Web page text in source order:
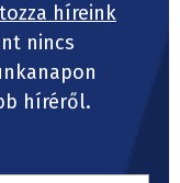
híreink
nincs
híréről.